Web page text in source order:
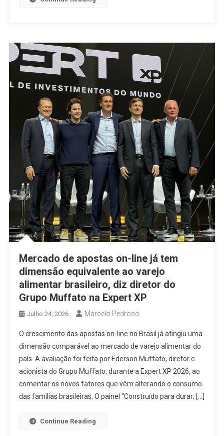
Mercado de apostas on-line já tem
dimensão equivalente ao varejo
alimentar brasileiro, diz diretor do
Grupo Muffato na Expert XP
Julho 24, 2026 Marcelo Pedroso
O crescimento das apostas on-line no Brasil já atingiu uma
dimensão comparável ao mercado de varejo alimentar do
país. A avaliação foi feita por Ederson Muffato, diretor e
acionista do Grupo Muffato, durante a Expert XP 2026, ao
comentar os novos fatores que vêm alterando o consumo
das famílias brasileiras. O painel “Construído para durar: […]
Continue Reading